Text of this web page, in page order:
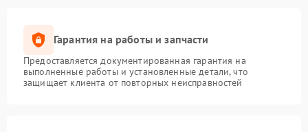
Гарантия на работы и запчасти
Предоставляется документированная гарантия на
выполненные работы и установленные детали, что
защищает клиента от повторных неисправностей